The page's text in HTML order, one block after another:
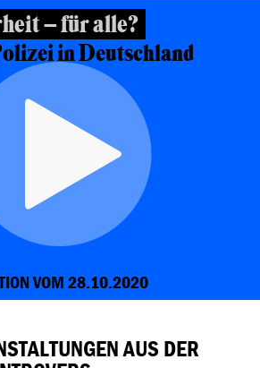
– für alle?
in Deutschland
VOM 28.10.2020
AUS DER